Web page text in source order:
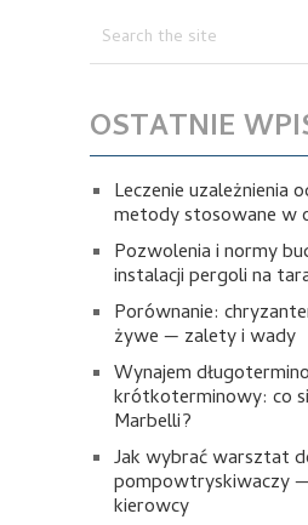
OSTATNIE
Leczenie uzależnienia
metody stosowane w
Pozwolenia i normy
instalacji pergoli na
Porównanie:
żywe — zalety i wady
Wynajem
krótkoterminowy: co
Marbelli?
Jak wybrać warsztat
pompowtryskiwaczy
kierowcy